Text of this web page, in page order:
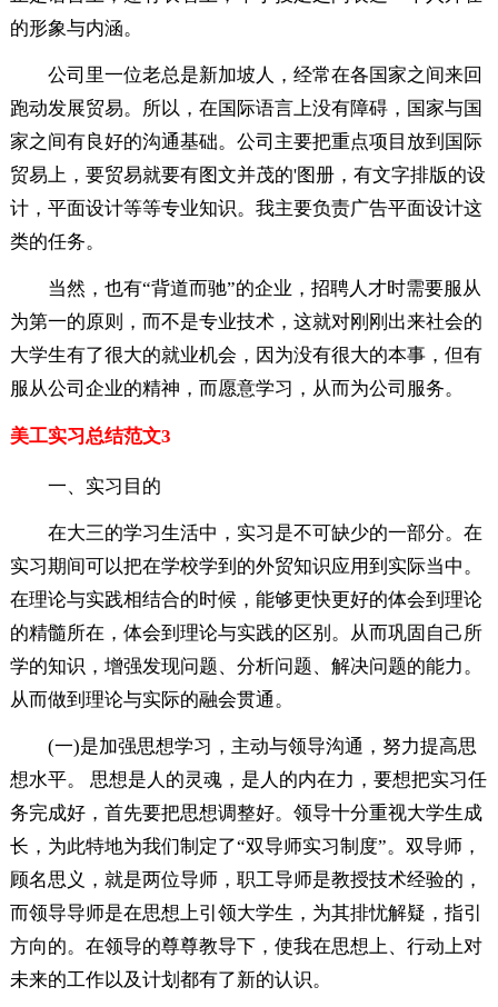
的形象与内涵。
公司里一位老总是新加坡人，经常在各国家之间来回
跑动发展贸易。所以，在国际语言上没有障碍，国家与国
家之间有良好的沟通基础。公司主要把重点项目放到国际
贸易上，要贸易就要有图文并茂的'图册，有文字排版的设
计，平面设计等等专业知识。我主要负责广告平面设计这
类的任务。
当然，也有“背道而驰”的企业，招聘人才时需要服从
为第一的原则，而不是专业技术，这就对刚刚出来社会的
大学生有了很大的就业机会，因为没有很大的本事，但有
服从公司企业的精神，而愿意学习，从而为公司服务。
美工实习总结范文3
一、实习目的
在大三的学习生活中，实习是不可缺少的一部分。在
实习期间可以把在学校学到的外贸知识应用到实际当中。
在理论与实践相结合的时候，能够更快更好的体会到理论
的精髓所在，体会到理论与实践的区别。从而巩固自己所
学的知识，增强发现问题、分析问题、解决问题的能力。
从而做到理论与实际的融会贯通。
(一)是加强思想学习，主动与领导沟通，努力提高思
想水平。 思想是人的灵魂，是人的内在力，要想把实习任
务完成好，首先要把思想调整好。领导十分重视大学生成
长，为此特地为我们制定了“双导师实习制度”。双导师，
顾名思义，就是两位导师，职工导师是教授技术经验的，
而领导导师是在思想上引领大学生，为其排忧解疑，指引
方向的。在领导的尊尊教导下，使我在思想上、行动上对
未来的工作以及计划都有了新的认识。